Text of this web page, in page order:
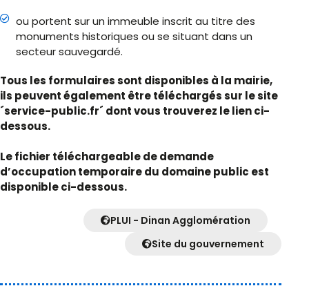
ou portent sur un immeuble inscrit au titre des
monuments historiques ou se situant dans un
secteur sauvegardé.
Tous les formulaires sont disponibles à la mairie,
ils peuvent également être téléchargés sur le site
´service-public.fr´ dont vous trouverez le lien ci-
dessous.
Le fichier téléchargeable de demande
d’occupation temporaire du domaine public est
disponible ci-dessous.
PLUI - Dinan Agglomération
Site du gouvernement